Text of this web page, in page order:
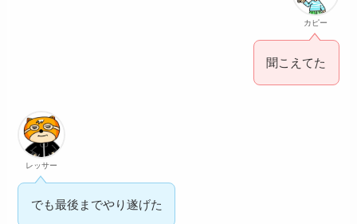
カピー
聞こえてた
レッサー
でも最後までやり遂げた